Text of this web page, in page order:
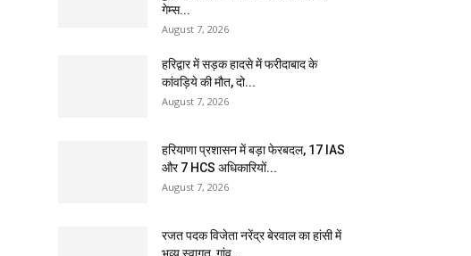
गेम्स...
August 7, 2026
हरिद्वार में सड़क हादसे में फरीदाबाद के
कांवड़िये की मौत, दो...
August 7, 2026
हरियाणा प्रशासन में बड़ा फेरबदल, 17 IAS
और 7 HCS अधिकारियों...
August 7, 2026
रजत पदक विजेता नरेंद्र बेरवाल का हांसी में